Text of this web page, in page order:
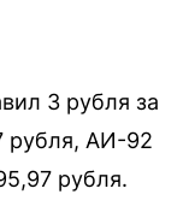
3 рубля за
рубля, АИ-92
рубля.